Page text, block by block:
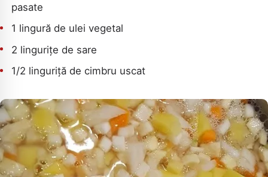
pasate
1 lingură de ulei vegetal
2 lingurițe de sare
1/2 linguriță de cimbru uscat